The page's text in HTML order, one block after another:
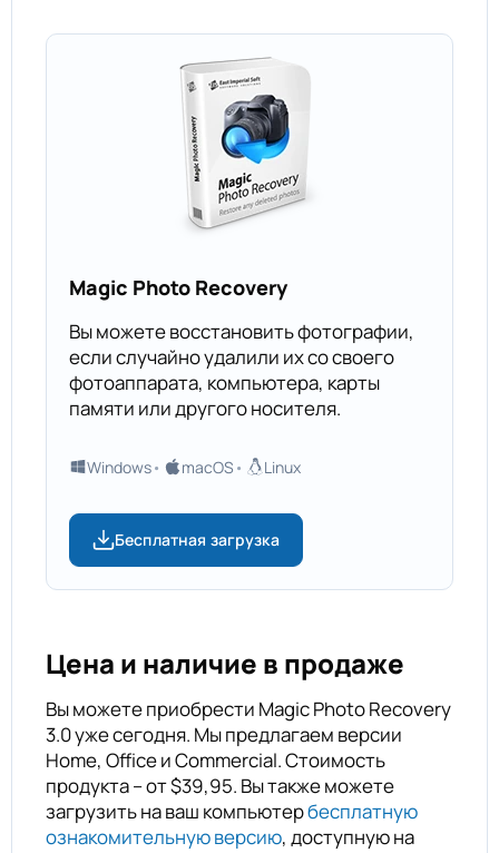
Magic Photo Recovery
Вы можете восстановить фотографии,
если случайно удалили их со своего
фотоаппарата, компьютера, карты
памяти или другого носителя.
Windows macOS Linux
Бесплатная загрузка
Цена и наличие в продаже
Вы можете приобрести Magic Photo Recovery
3.0 уже сегодня. Мы предлагаем версии
Home, Office и Commercial. Стоимость
продукта – от $39,95. Вы также можете
загрузить на ваш компьютербесплатную
ознакомительную версию, доступную на